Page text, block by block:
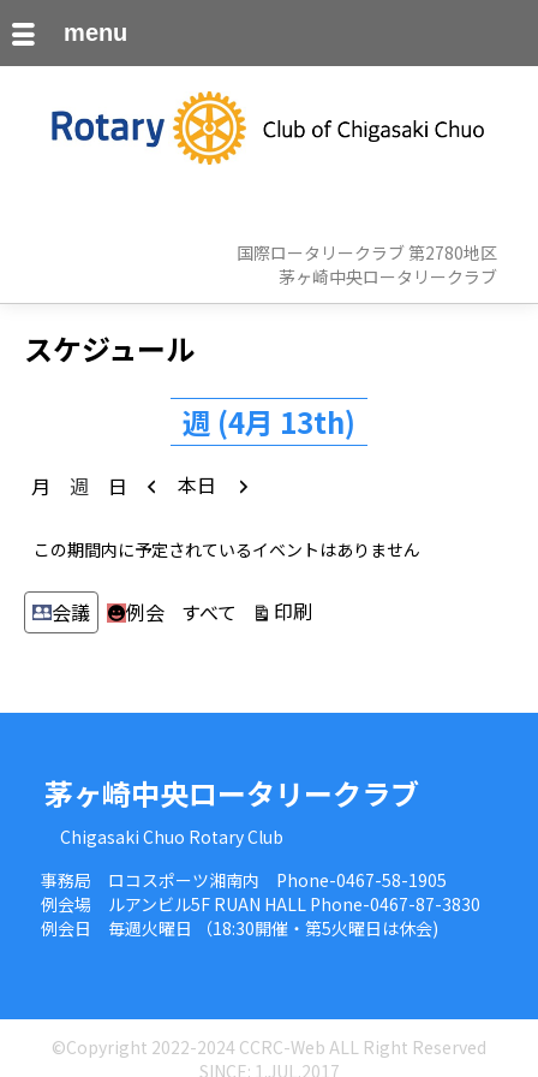
国際ロータリークラブ 第2780地区
茅ヶ崎中央ロータリークラブ
スケジュール
週 (4月 13th)
月 週 日
前本日
次
この期間内に予定されているイベントはありません
カ
テ
ー
会議 例会 すべて 印刷
茅ヶ崎中央ロータリークラブ
Chigasaki Chuo Rotary Club
事務局 ロコスポーツ湘南内 Phone-0467-58-1905
例会場 ルアンビル5F RUAN HALL Phone-0467-87-3830
例会日 毎週火曜日 （18:30開催・第5火曜日は休会)
©Copyright 2022-2024 CCRC-Web ALL Right Reserved
SINCE: 1.JUL.2017
menu